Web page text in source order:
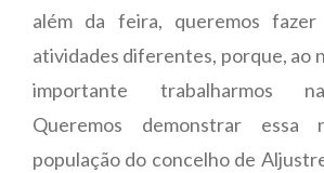
além da feira, queremos fazer
atividades diferentes, porque, ao
importante trabalharmos
Queremos demonstrar essa
população do concelho de